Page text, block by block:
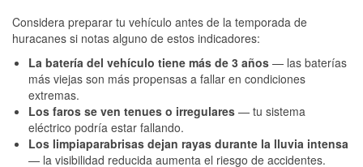
Considera preparar tu vehículo antes de la temporada de
huracanes si notas alguno de estos indicadores:
La batería del vehículo tiene más de 3 años — las baterías
más viejas son más propensas a fallar en condiciones
extremas.
Los faros se ven tenues o irregulares — tu sistema
eléctrico podría estar fallando.
Los limpiaparabrisas dejan rayas durante la lluvia intensa
— la visibilidad reducida aumenta el riesgo de accidentes.